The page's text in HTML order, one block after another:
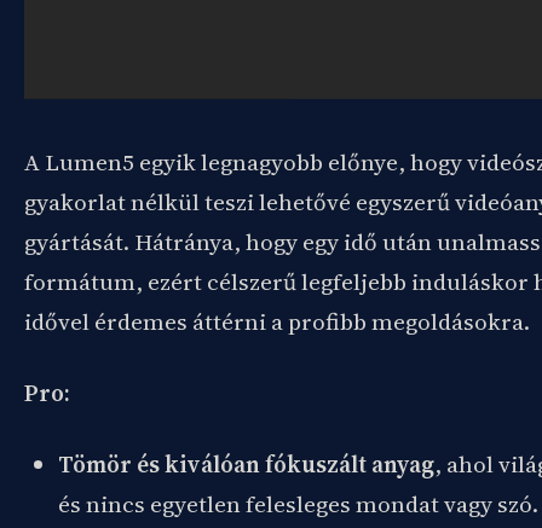
A Lumen5 egyik legnagyobb előnye, hogy
gyakorlat nélkül teszi lehetővé egyszerű
gyártását. Hátránya, hogy egy idő után
formátum, ezért célszerű legfeljebb induláskor
idővel érdemes áttérni a profibb megoldásokra.
Pro:
Tömör és kiválóan fókuszált anyag, ahol
és nincs egyetlen felesleges mondat vagy szó.